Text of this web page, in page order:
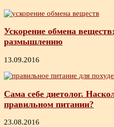
Ускорение обмена
размышлению
13.09.2016
Сама себе диетолог.
правильном питании?
23.08.2016